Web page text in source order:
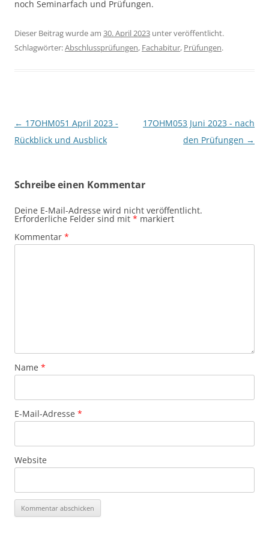
noch Seminarfach und Prüfungen.
Dieser Beitrag wurde am 30. April 2023 unter veröffentlicht.
Schlagwörter:Abschlussprüfungen, Fachabitur, Prüfungen.
Beitragsnavigation
← 17OHM051 April 2023 -
Rückblick und Ausblick
17OHM053 Juni 2023 - nach
den Prüfungen →
Schreibe einen Kommentar
Deine E-Mail-Adresse wird nicht veröffentlicht.
Erforderliche Felder sind mit * markiert
Kommentar *
Name *
E-Mail-Adresse *
Website